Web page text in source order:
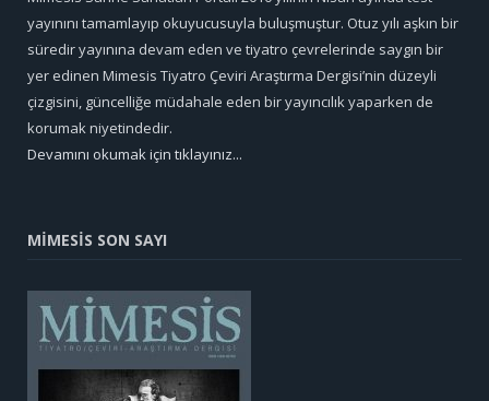
yayınını tamamlayıp okuyucusuyla buluşmuştur. Otuz yılı aşkın bir
süredir yayınına devam eden ve tiyatro çevrelerinde saygın bir
yer edinen Mimesis Tiyatro Çeviri Araştırma Dergisi’nin düzeyli
çizgisini, güncelliğe müdahale eden bir yayıncılık yaparken de
korumak niyetindedir.
Devamını okumak için tıklayınız...
MİMESİS SON SAYI